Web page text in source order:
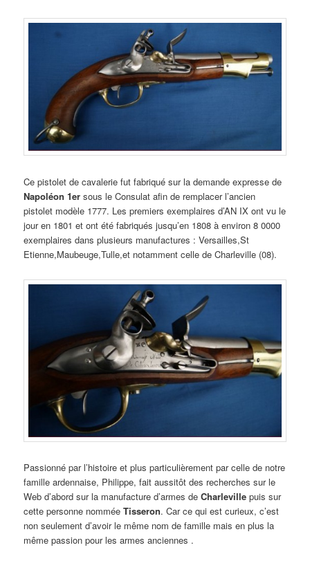
Ce pistolet de cavalerie fut fabriqué sur la demande expresse de
Napoléon 1er sous le Consulat afin de remplacer l’ancien
pistolet modèle 1777. Les premiers exemplaires d’AN IX ont vu le
jour en 1801 et ont été fabriqués jusqu’en 1808 à environ 8 0000
exemplaires dans plusieurs manufactures : Versailles,St
Etienne,Maubeuge,Tulle,et notamment celle de Charleville (08).
Passionné par l’histoire et plus particulièrement par celle de notre
famille ardennaise, Philippe, fait aussitôt des recherches sur le
Web d’abord sur la manufacture d’armes de Charleville puis sur
cette personne nomméeTisseron. Car ce qui est curieux, c’est
non seulement d’avoir le même nom de famille mais en plus la
même passion pour les armes anciennes .